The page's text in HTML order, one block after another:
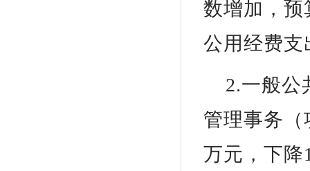
数增加，预
公用经费支
2.一般公
管理事务（
万元，下降